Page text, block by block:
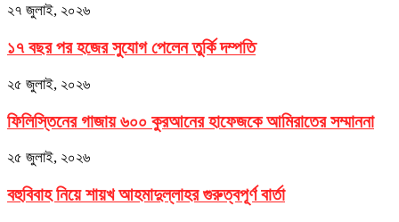
২৭ জুলাই, ২০২৬
১৭ বছর পর হজের সুযোগ পেলেন তুর্কি দম্পতি
২৫ জুলাই, ২০২৬
ফিলিস্তিনের গাজায় ৬০০ কুরআনের হাফেজকে আমিরাতের সম্মাননা
২৫ জুলাই, ২০২৬
বহুবিবাহ নিয়ে শায়খ আহমাদুল্লাহর গুরুত্বপূর্ণ বার্তা